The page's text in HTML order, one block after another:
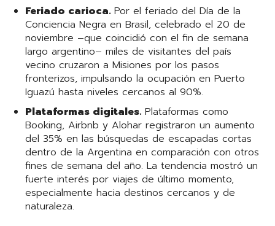
Feriado carioca. Por el feriado del Día de la
Conciencia Negra en Brasil, celebrado el 20 de
noviembre –que coincidió con el fin de semana
largo argentino– miles de visitantes del país
vecino cruzaron a Misiones por los pasos
fronterizos, impulsando la ocupación en Puerto
Iguazú hasta niveles cercanos al 90%.
Plataformas digitales. Plataformas como
Booking, Airbnb y Alohar registraron un aumento
del 35% en las búsquedas de escapadas cortas
dentro de la Argentina en comparación con otros
fines de semana del año. La tendencia mostró un
fuerte interés por viajes de último momento,
especialmente hacia destinos cercanos y de
naturaleza.